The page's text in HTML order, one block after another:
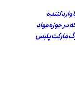
واردکننده
در حوزه مواد
مارکت پلیس